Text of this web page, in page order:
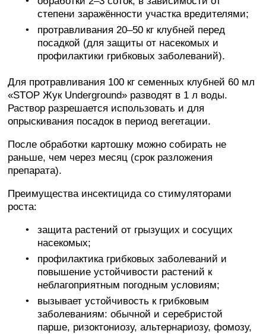
степени заражённости участка вредителями;
протравливания 20–50 кг клубней перед
посадкой (для защиты от насекомых и
профилактики грибковых заболеваний).
Для протравливания 100 кг семенных клубней 60 мл
«STOP Жук Underground» разводят в 1 л воды.
Раствор разрешается использовать и для
опрыскивания посадок в период вегетации.
После обработки картошку можно собирать не
раньше, чем через месяц (срок разложения
препарата).
Преимущества инсектицида со стимуляторами
роста:
защита растений от грызущих и сосущих
насекомых;
профилактика грибковых заболеваний и
повышение устойчивости растений к
неблагоприятным погодным условиям;
вызывает устойчивость к грибковым
заболеваниям: обычной и серебристой
парше, ризоктониозу, альтернариозу, фомозу,